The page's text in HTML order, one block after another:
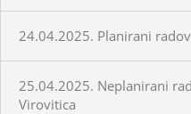
24.04.2025. Planirani
25.04.2025. Neplanirani
Virovitica